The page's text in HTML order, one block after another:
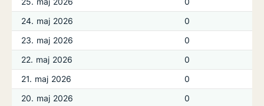
24. maj 2026
0
23. maj 2026
0
22. maj 2026
0
21. maj 2026
0
20. maj 2026
0